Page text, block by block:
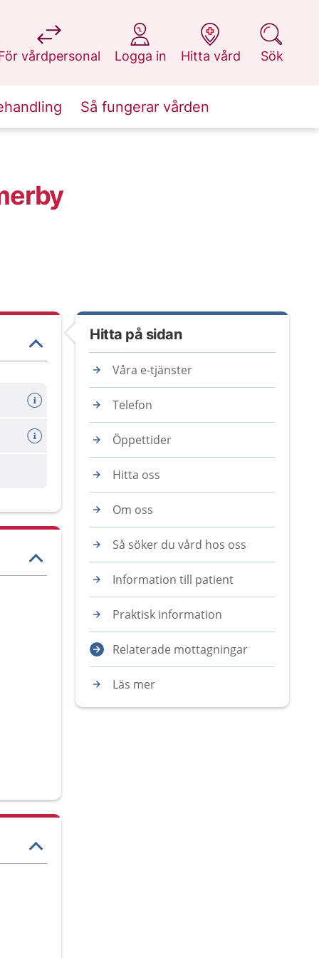
vårdpersonal
på 1177.se
Logga in
på 1177.se
Hitta vård
på 1177.se
Sök
på 1177.se
Så fungerar vården
Hitta på sidan
Våra e-tjänster
Telefon
Öppettider
Hitta oss
Om oss
Så söker du vård hos oss
Information till patient
Praktisk information
Relaterade mottagningar
Läs mer